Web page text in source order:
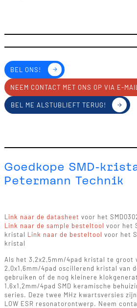
BEL ONS!
NEEM CONTACT MET ONS OP VIA E-
BEL ME ALSTUBLIEFT TERUG!
Goedkope SMD-
Petermann Technik
L ink naar de datasheet voor het
Link naar de sample besteltool voor het
kristal Link naar de besteltool voor het
kristal
Als het 3,2x2,5mm/4pad kristal te groot
2,0x1,6mm/4pad oscillerend kristal van
gebruiken of de nog kleinere
1,6x1,2mm/4pad SMD keramische
series. Deze twee MHz kwartsversies
LOW ESR resonatorontwerp. Neem